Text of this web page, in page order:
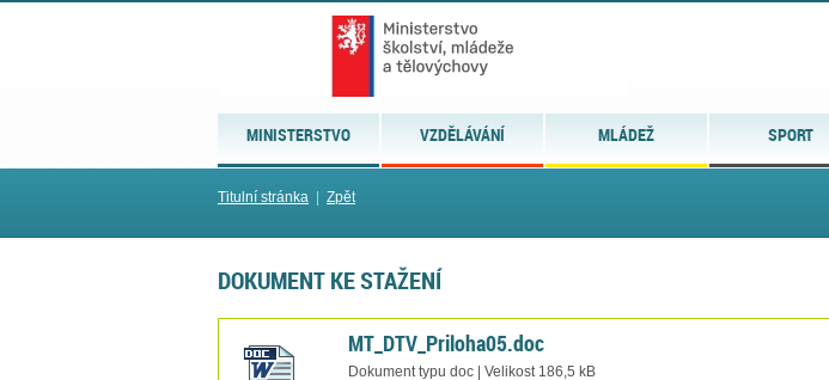
MINISTERSTVO VZDĚLÁVÁNÍ MLÁDEŽ SPORT
Titulní stránka Zpět
DOKUMENT KE STAŽENÍ
MT_DTV_Priloha05.doc
Dokument typu doc | Velikost 186,5 kB